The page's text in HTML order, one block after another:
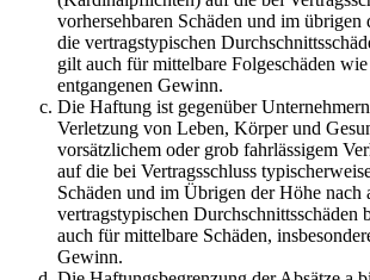
vorhersehbaren Schäden und im übrigen
die vertragstypischen
gilt auch für mittelbare Folgeschäden
entgangenen Gewinn.
Die Haftung ist gegenüber
Verletzung von Leben, Körper und
vorsätzlichem oder grob fahrlässigem
auf die bei Vertragsschluss
Schäden und im Übrigen der Höhe nach
vertragstypischen Durchschnittsschäden
auch für mittelbare Schäden,
Gewinn.